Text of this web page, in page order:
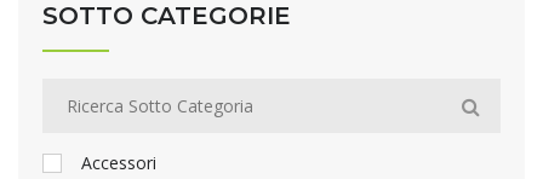
SOTTO CATEGORIE
Accessori